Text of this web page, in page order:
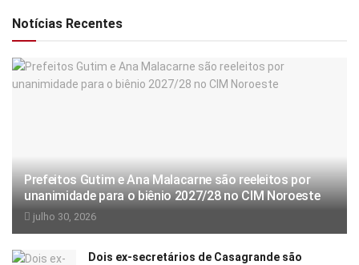
Notícias Recentes
Prefeitos Gutim e Ana Malacarne são reeleitos por
unanimidade para o biênio 2027/28 no CIM Noroeste
julho 30, 2026
Dois ex-secretários de Casagrande são